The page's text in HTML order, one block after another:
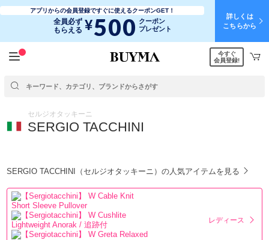
アプリからの会員登録ですぐに使えるクーポンGET！
全員必ず
もらえる ¥500 クーポン
プレゼント
詳しくは
こちらから
今すぐ
会員登録!
セルジオタッキーニ
SERGIO TACCHINI
SERGIO TACCHINI（セルジオタッキーニ）の人気アイテムを見る
レディース